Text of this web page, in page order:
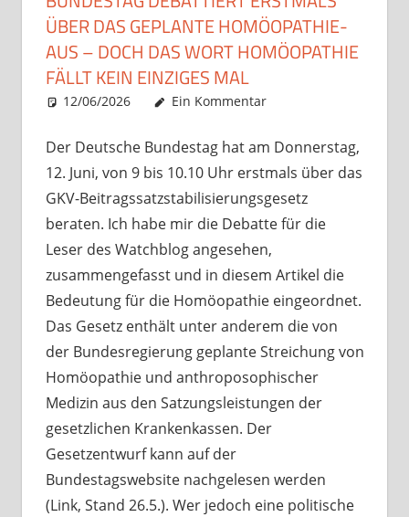
ÜBER DAS GEPLANTE HOMÖOPATHIE-
AUS – DOCH DAS WORT HOMÖOPATHIE
FÄLLT KEIN EINZIGES MAL
12/06/2026 Christian J. Becker
Uncategorized
Ein Kommentar
Der Deutsche Bundestag hat am Donnerstag,
12. Juni, von 9 bis 10.10 Uhr erstmals über das
GKV-Beitragssatzstabilisierungsgesetz
beraten. Ich habe mir die Debatte für die
Leser des Watchblog angesehen,
zusammengefasst und in diesem Artikel die
Bedeutung für die Homöopathie eingeordnet.
Das Gesetz enthält unter anderem die von
der Bundesregierung geplante Streichung von
Homöopathie und anthroposophischer
Medizin aus den Satzungsleistungen der
gesetzlichen Krankenkassen. Der
Gesetzentwurf kann auf der
Bundestagswebsite nachgelesen werden
(Link, Stand 26.5.). Wer jedoch eine politische